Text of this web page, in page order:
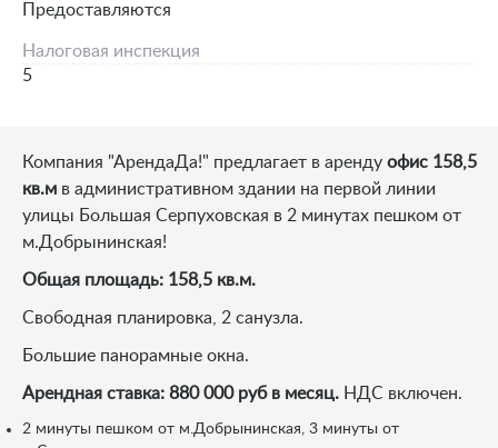
Предоставляются
Налоговая инспекция
5
Компания "АрендаДа!" предлагает в аренду офис 158,5
кв.м в административном здании на первой линии
улицы Большая Серпуховская в 2 минутах пешком от
м.Добрынинская!
Общая площадь: 158,5 кв.м.
Свободная планировка, 2 санузла.
Большие панорамные окна.
Арендная ставка: 880 000 руб в месяц. НДС включен.
2 минуты пешком от м.Добрынинская, 3 минуты от